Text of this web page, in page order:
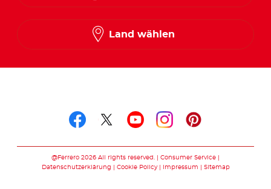
Land wählen
@Ferrero 2026 All rights reserved.
Consumer Service
Datenschutzerklärung
Cookie Policy Impressum Sitemap